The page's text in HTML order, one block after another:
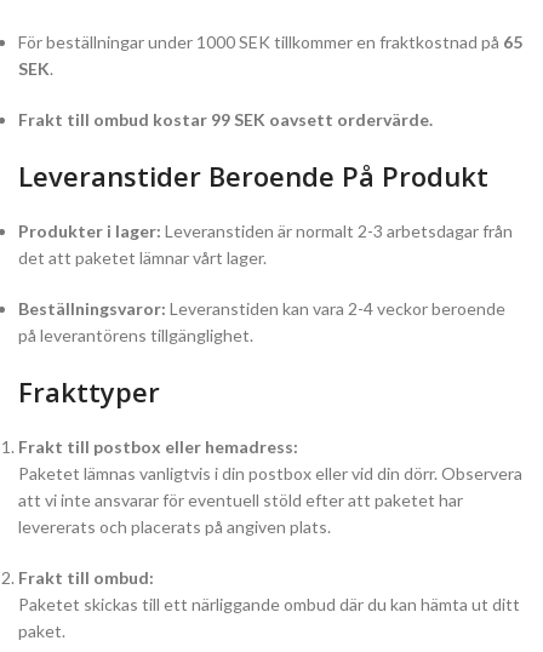
För beställningar under 1000 SEK tillkommer en fraktkostnad på 65
SEK.
Frakt till ombud kostar 99 SEK oavsett ordervärde.
Leveranstider Beroende På Produkt
Produkter i lager: Leveranstiden är normalt 2-3 arbetsdagar från
det att paketet lämnar vårt lager.
Beställningsvaror: Leveranstiden kan vara 2-4 veckor beroende
på leverantörens tillgänglighet.
Frakttyper
Frakt till postbox eller hemadress:
Paketet lämnas vanligtvis i din postbox eller vid din dörr. Observera
att vi inte ansvarar för eventuell stöld efter att paketet har
levererats och placerats på angiven plats.
Frakt till ombud:
Paketet skickas till ett närliggande ombud där du kan hämta ut ditt
paket.